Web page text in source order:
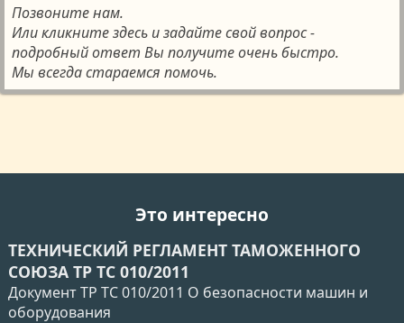
Позвоните нам.
Или кликните здесь и задайте свой вопрос -
подробный ответ Вы получите очень быстро.
Мы всегда стараемся помочь.
Это интересно
ТЕХНИЧЕСКИЙ РЕГЛАМЕНТ ТАМОЖЕННОГО
СОЮЗА ТР ТС 010/2011
Документ ТР ТС 010/2011 О безопасности машин и
оборудования